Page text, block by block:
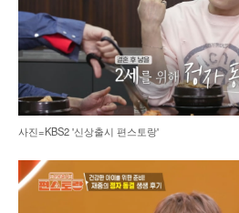
사진=KBS2 '신상출시 편스토랑'